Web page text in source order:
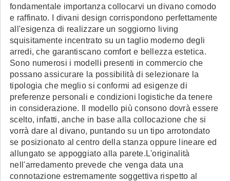
fondamentale importanza collocarvi un divano comodo
e raffinato. I divani design corrispondono perfettamente
all'esigenza di realizzare un soggiorno living
squisitamente incentrato su un taglio moderno degli
arredi, che garantiscano comfort e bellezza estetica.
Sono numerosi i modelli presenti in commercio che
possano assicurare la possibilità di selezionare la
tipologia che meglio si conformi ad esigenze di
preferenze personali e condizioni logistiche da tenere
in considerazione. Il modello più consono dovrà essere
scelto, infatti, anche in base alla collocazione che si
vorrà dare al divano, puntando su un tipo arrotondato
se posizionato al centro della stanza oppure lineare ed
allungato se appoggiato alla parete.L'originalità
nell'arredamento prevede che venga data una
connotazione estremamente soggettiva rispetto al